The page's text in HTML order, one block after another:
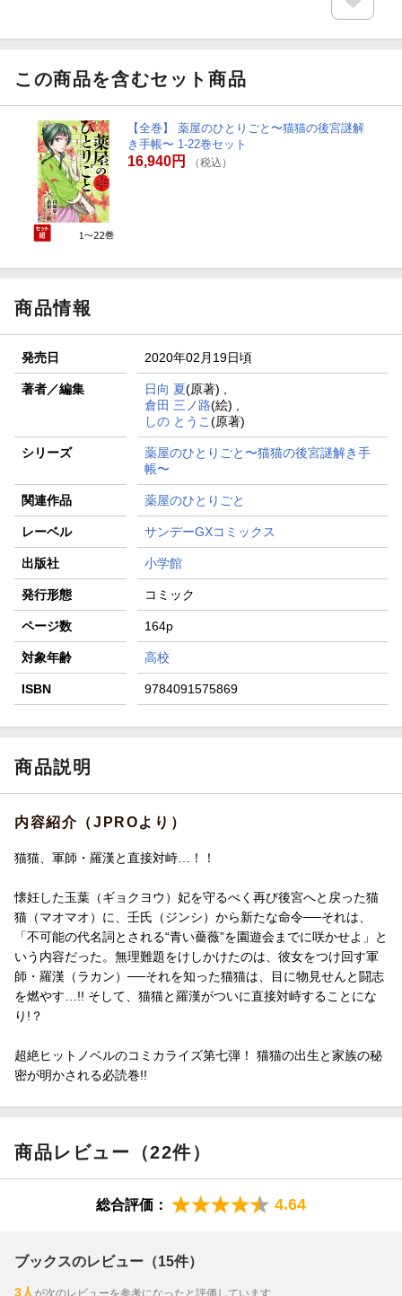
この商品を含むセット商品
【全巻】 薬屋のひとりごと〜猫猫の後宮謎解
き手帳〜 1-22巻セット
16,940円 （税込）
商品情報
発売日 2020年02月19日頃
著者／編集 日向 夏(原著) ,
倉田 三ノ路(絵) ,
しの とうこ (原著)
シリーズ
薬屋のひとりごと〜猫猫の後宮謎解き手
帳〜
関連作品 薬屋のひとりごと
レーベル サンデーGXコミックス
出版社 小学館
発行形態 コミック
ページ数 164p
対象年齢 高校
ISBN 9784091575869
商品説明
内容紹介（JPROより）
猫猫、軍師・羅漢と直接対峙…！！
懐妊した玉葉（ギョクヨウ）妃を守るべく再び後宮へと戻った猫
猫（マオマオ）に、壬氏（ジンシ）から新たな命令──それは、
「不可能の代名詞とされる“青い薔薇”を園遊会までに咲かせよ」と
いう内容だった。無理難題をけしかけたのは、彼女をつけ回す軍
師・羅漢（ラカン）──それを知った猫猫は、目に物見せんと闘志
を燃やす…!! そして、猫猫と羅漢がついに直接対峙することにな
り!？
超絶ヒットノベルのコミカライズ第七弾！ 猫猫の出生と家族の秘
密が明かされる必読巻!!
商品レビュー（22件）
総合評価： 4.64
ブックスのレビュー（15件）
3人が次のレビューを参考になったと評価しています